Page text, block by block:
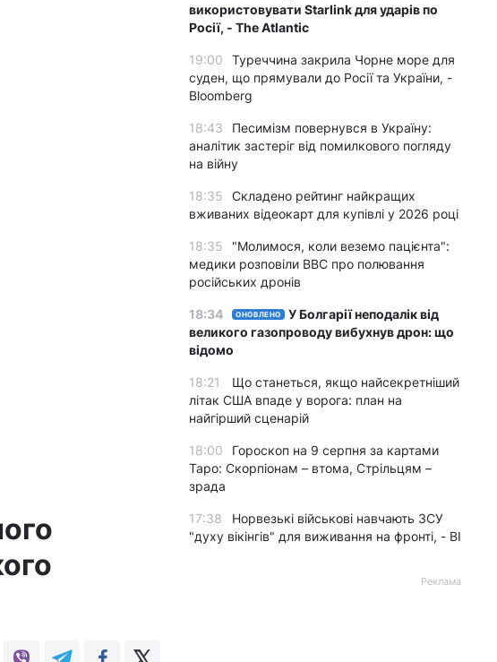
використовувати Starlink для ударів по
Росії, - The Atlantic
19:00
Туреччина закрила Чорне море для
суден, що прямували до Росії та України, -
Bloomberg
18:43
Песимізм повернувся в Україну:
аналітик застеріг від помилкового погляду
на війну
18:35
Складено рейтинг найкращих
вживаних відеокарт для купівлі у 2026 році
18:35
"Молимося, коли веземо пацієнта":
медики розповіли BBC про полювання
російських дронів
18:34 ОНОВЛЕНО
У Болгарії неподалік від
великого газопроводу вибухнув дрон: що
відомо
18:21
Що станеться, якщо найсекретніший
літак США впаде у ворога: план на
найгірший сценарій
18:00
Гороскоп на 9 серпня за картами
Таро: Скорпіонам – втома, Стрільцям –
зрада
17:38
Норвезькі військові навчають ЗСУ
"духу вікінгів" для виживання на фронті, - BI
Реклама